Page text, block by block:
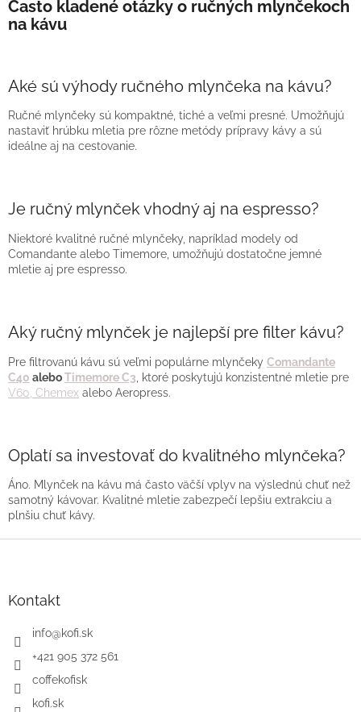
Často kladené otázky o ručných mlynčekoch
na kávu
Aké sú výhody ručného mlynčeka na kávu?
Ručné mlynčeky sú kompaktné, tiché a veľmi presné. Umožňujú
nastaviť hrúbku mletia pre rôzne metódy prípravy kávy a sú
ideálne aj na cestovanie.
Je ručný mlynček vhodný aj na espresso?
Niektoré kvalitné ručné mlynčeky, napríklad modely od
Comandante alebo Timemore, umožňujú dostatočne jemné
mletie aj pre espresso.
Aký ručný mlynček je najlepší pre filter kávu?
Pre filtrovanú kávu sú veľmi populárne mlynčeky Comandante
C40 aleboTimemore C3 , ktoré poskytujú konzistentné mletie pre
V60, Chemex alebo Aeropress.
Oplatí sa investovať do kvalitného mlynčeka?
Áno. Mlynček na kávu má často väčší vplyv na výslednú chuť než
samotný kávovar. Kvalitné mletie zabezpečí lepšiu extrakciu a
plnšiu chuť kávy.
Kontakt
info@kofi.sk
+421 905 372 561
coffekofisk
kofi.sk